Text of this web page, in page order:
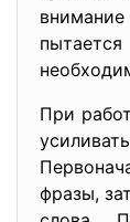
При
фразы,